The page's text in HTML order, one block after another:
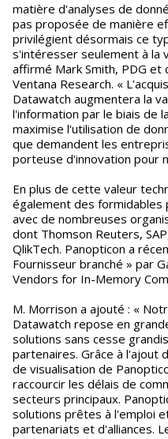
matière d'analyses de
pas proposée de manière
privilégient désormais ce
s'intéresser seulement à la
affirmé Mark Smith, PDG et
Ventana Research. «
Datawatch augmentera la
l'information par le biais de
maximise l'utilisation de
que demandent les
porteuse d'innovation pour
En plus de cette valeur
également des formidables
avec de nombreuses
dont Thomson Reuters,
QlikTech. Panopticon a
Fournisseur branché » par
Vendors for In-Memory
M. Morrison a ajouté : «
Datawatch repose en
solutions sans cesse
partenaires. Grâce à l'ajout
de visualisation de
raccourcir les délais de
secteurs principaux.
solutions prêtes à l'emploi
partenariats et d'alliances.